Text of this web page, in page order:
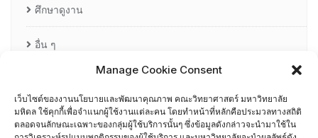
Manage Cookie Consent
เว็บไซต์ของงานนโยบายและพัฒนาคุณภาพ คณะวิทยาศาสตร์ มหาวิทยาลัย
มหิดล ใช้คุกกี้เพื่อจำแนกผู้ใช้งานแต่ละคน โดยทำหน้าที่หลักคือประมวลทางสถิติ
ตลอดจนลักษณะเฉพาะของกลุ่มผู้ใช้บริการนั้นๆ ซึ่งข้อมูลดังกล่าวจะนำมาใช้ใน
ศึกษาดูงาน
อื่น ๆ
กรรมการบริหารความเสี่ยง
การอบรมพัฒนาหัวหน้าภาควิชา (HDP)
คณะกรรมการรับเรื่องร้องเรียน